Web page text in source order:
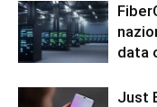
data
Just